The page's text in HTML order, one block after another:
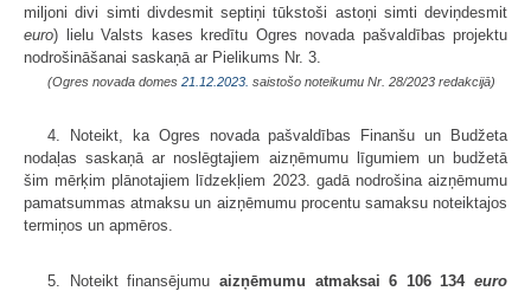
miljoni divi simti divdesmit septiņi tūkstoši astoņi simti deviņdesmit
euro) lielu Valsts kases kredītu Ogres novada pašvaldības projektu
nodrošināšanai saskaņā ar Pielikums Nr. 3.
(Ogres novada domes 21.12.2023. saistošo noteikumu Nr. 28/2023 redakcijā)
4. Noteikt, ka Ogres novada pašvaldības Finanšu un Budžeta
nodaļas saskaņā ar noslēgtajiem aizņēmumu līgumiem un budžetā
šim mērķim plānotajiem līdzekļiem 2023. gadā nodrošina aizņēmumu
pamatsummas atmaksu un aizņēmumu procentu samaksu noteiktajos
termiņos un apmēros.
5. Noteikt finansējumu aizņēmumu atmaksai 6 106 134 euro